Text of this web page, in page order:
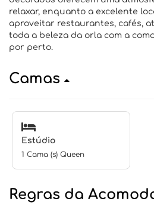
relaxar, enquanto a excelente
aproveitar restaurantes, cafés,
toda a beleza da orla com a
por perto.
Camas
Estúdio
1 Cama (s) Queen
Regras da